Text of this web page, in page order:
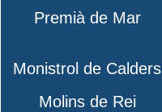
Premià de Mar
Monistrol de Calders
Molins de Rei